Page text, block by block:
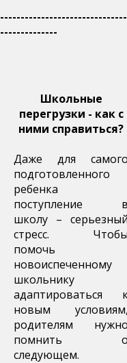
--------------
Школьные
перегрузки - как с
ними справиться?
Даже для
подготовленного
ребенка
поступление
школу –
стресс.
помочь
новоиспеченному
школьнику
адаптироваться
новым
родителям
помнить
следующем.